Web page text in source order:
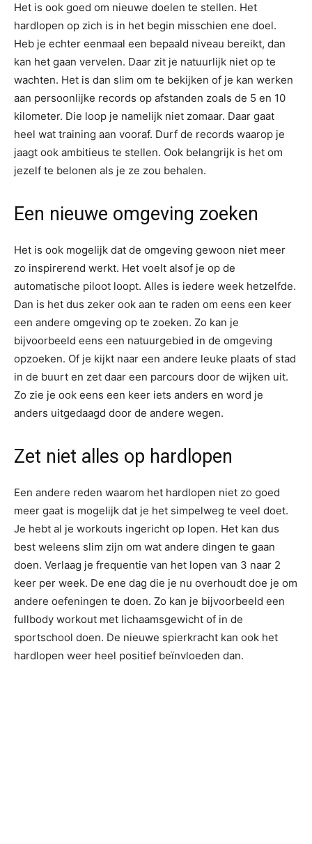
Het is ook goed om nieuwe doelen te stellen. Het
hardlopen op zich is in het begin misschien ene doel.
Heb je echter eenmaal een bepaald niveau bereikt, dan
kan het gaan vervelen. Daar zit je natuurlijk niet op te
wachten. Het is dan slim om te bekijken of je kan werken
aan persoonlijke records op afstanden zoals de 5 en 10
kilometer. Die loop je namelijk niet zomaar. Daar gaat
heel wat training aan vooraf. Durf de records waarop je
jaagt ook ambitieus te stellen. Ook belangrijk is het om
jezelf te belonen als je ze zou behalen.
Een nieuwe omgeving zoeken
Het is ook mogelijk dat de omgeving gewoon niet meer
zo inspirerend werkt. Het voelt alsof je op de
automatische piloot loopt. Alles is iedere week hetzelfde.
Dan is het dus zeker ook aan te raden om eens een keer
een andere omgeving op te zoeken. Zo kan je
bijvoorbeeld eens een natuurgebied in de omgeving
opzoeken. Of je kijkt naar een andere leuke plaats of stad
in de buurt en zet daar een parcours door de wijken uit.
Zo zie je ook eens een keer iets anders en word je
anders uitgedaagd door de andere wegen.
Zet niet alles op hardlopen
Een andere reden waarom het hardlopen niet zo goed
meer gaat is mogelijk dat je het simpelweg te veel doet.
Je hebt al je workouts ingericht op lopen. Het kan dus
best weleens slim zijn om wat andere dingen te gaan
doen. Verlaag je frequentie van het lopen van 3 naar 2
keer per week. De ene dag die je nu overhoudt doe je om
andere oefeningen te doen. Zo kan je bijvoorbeeld een
fullbody workout met lichaamsgewicht of in de
sportschool doen. De nieuwe spierkracht kan ook het
hardlopen weer heel positief beïnvloeden dan.